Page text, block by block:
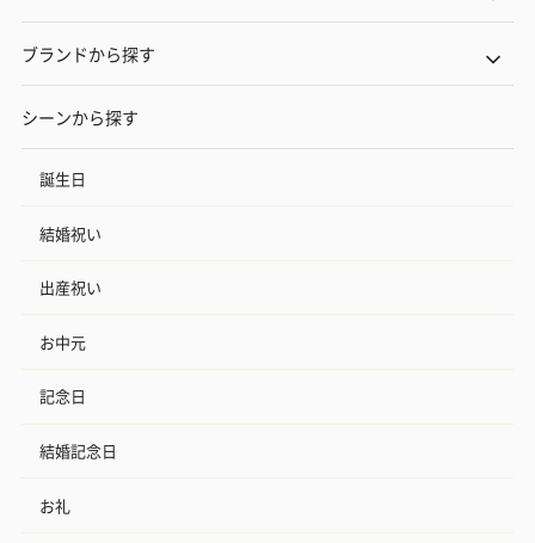
ブランドから探す
シーンから探す
誕生日
結婚祝い
出産祝い
お中元
記念日
結婚記念日
お礼